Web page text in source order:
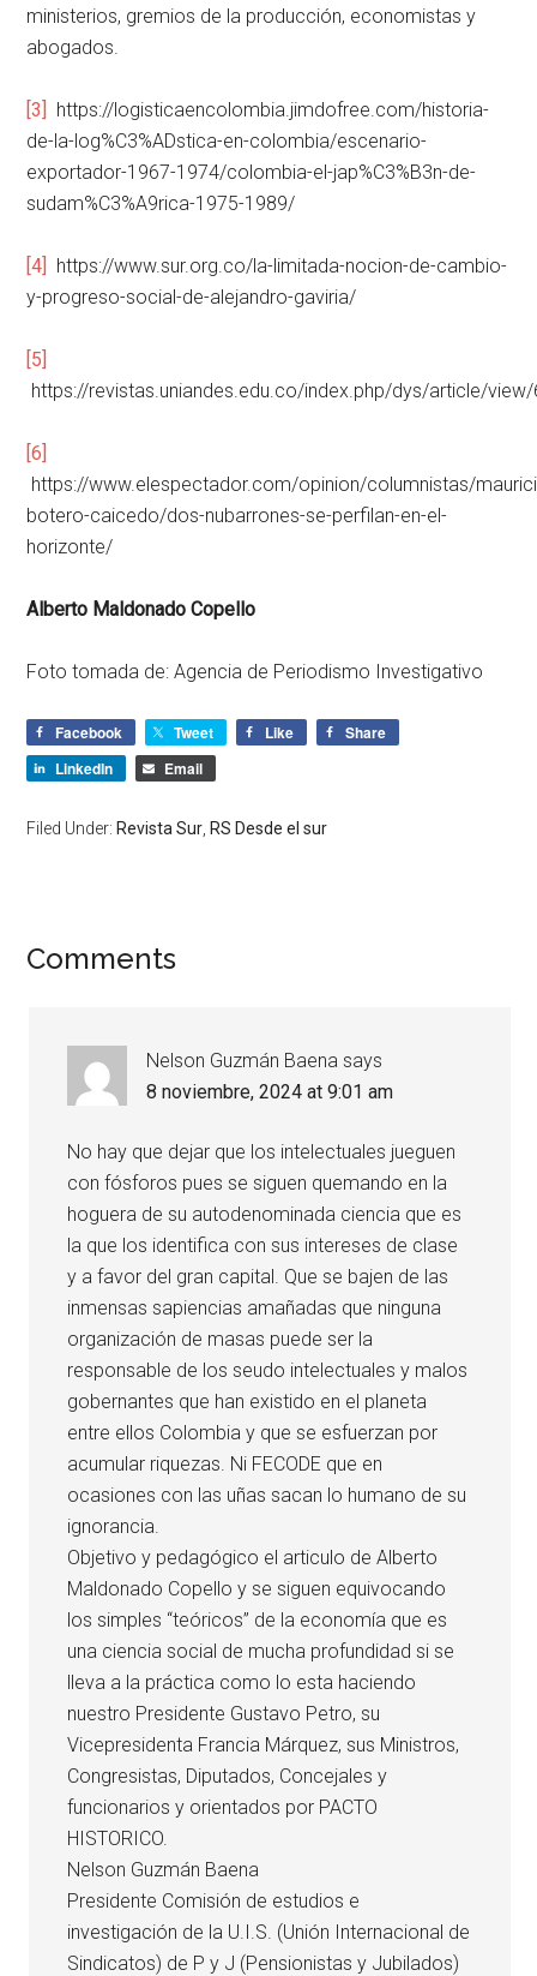
ministerios, gremios de la producción, economistas y
abogados.
[3] https://logisticaencolombia.jimdofree.com/historia-
de-la-log%C3%ADstica-en-colombia/escenario-
exportador-1967-1974/colombia-el-jap%C3%B3n-de-
sudam%C3%A9rica-1975-1989/
[4] https://www.sur.org.co/la-limitada-nocion-de-cambio-
y-progreso-social-de-alejandro-gaviria/
[5]
https://revistas.uniandes.edu.co/index.php/dys/article/
[6]
https://www.elespectador.com/opinion/columnistas/
botero-caicedo/dos-nubarrones-se-perfilan-en-el-
horizonte/
Alberto Maldonado Copello
Foto tomada de: Agencia de Periodismo Investigativo
Facebook Tweet Like
Share
LinkedIn
Email
Filed Under: Revista Sur RS Desde el sur
Comments
Nelson Guzmán Baena says
8 noviembre, 2024 at 9:01 am
No hay que dejar que los intelectuales jueguen
con fósforos pues se siguen quemando en la
hoguera de su autodenominada ciencia que es
la que los identifica con sus intereses de clase
y a favor del gran capital. Que se bajen de las
inmensas sapiencias amañadas que ninguna
organización de masas puede ser la
responsable de los seudo intelectuales y malos
gobernantes que han existido en el planeta
entre ellos Colombia y que se esfuerzan por
acumular riquezas. Ni FECODE que en
ocasiones con las uñas sacan lo humano de su
ignorancia.
Objetivo y pedagógico el articulo de Alberto
Maldonado Copello y se siguen equivocando
los simples “teóricos” de la economía que es
una ciencia social de mucha profundidad si se
lleva a la práctica como lo esta haciendo
nuestro Presidente Gustavo Petro, su
Vicepresidenta Francia Márquez, sus Ministros,
Congresistas, Diputados, Concejales y
funcionarios y orientados por PACTO
HISTORICO.
Nelson Guzmán Baena
Presidente Comisión de estudios e
investigación de la U.I.S. (Unión Internacional de
Sindicatos) de P y J (Pensionistas y Jubilados)